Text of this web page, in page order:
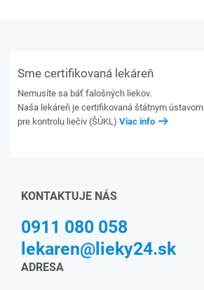
Sme certifikovaná lekáreň
Nemusíte sa báť falošných liekov.
Naša lekáreň je certifikovaná štátnym ústavom
pre kontrolu liečiv (ŠÚKL) Viac info
KONTAKTUJE NÁS
0911 080 058
lekaren@lieky24.sk
ADRESA